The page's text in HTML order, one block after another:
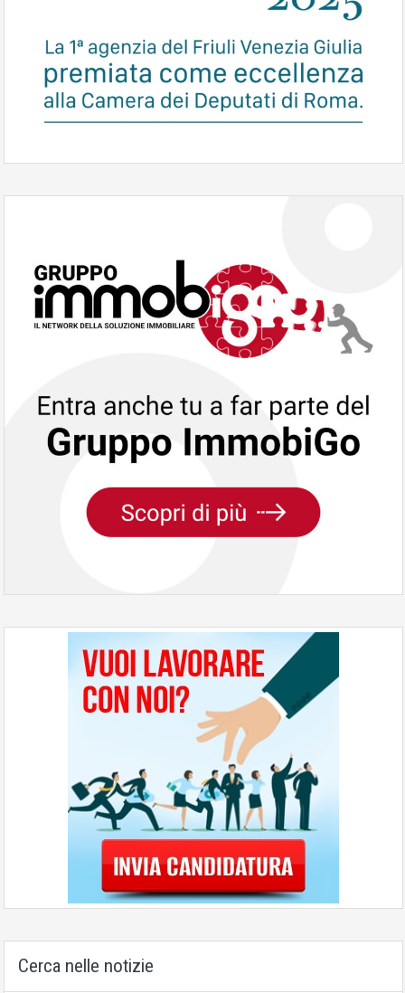
Cerca nelle notizie